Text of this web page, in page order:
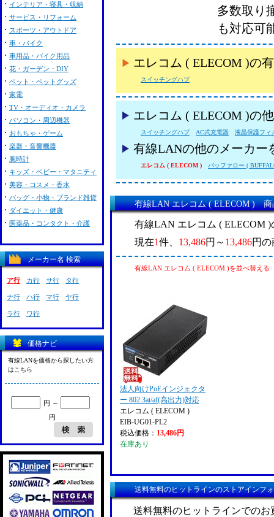
多数取り
も対応可
エレコム ( ELECOM )の
スイッチングハブ
エレコム ( ELECOM )の
スイッチングハブ AC式充電器 液晶保護フィ
有線LANの他のメーカー
エレコム ( ELECOM ) バッファロー (
有線LAN エレコム ( ELECOM ) 商
有線LAN エレコム ( ELECOM
現在1件、 13,486円～ 13,486円
有線LAN エレコム ( ELECOM )を並べ替える
法人向けPoEインジェクタ
ー 802.3at/af(高出力)対応
エレコム ( ELECOM )
EIB-UG01-PL2
税込価格： 13,486円
在庫あり
送料無料のヒットラインのストアインフ
送料無料のヒットラインでの
インテリア・寝具・収納
サービス・リフォーム
スポーツ・アウトドア
車・バイク
車用品・バイク用品
花・ガーデン・DIY
ペット・ペットグッズ
家電
TV・オーディオ・カメラ
パソコン・周辺機器
おもちゃ・ゲーム
楽器・音響機器
腕時計
キッズ・ベビー・マタニティ
美容・コスメ・香水
バッグ・小物・ブランド雑貨
ダイエット・健康
医薬品・コンタクト・介護
メーカー名 検索
ア行 カ行 サ行 タ行
ナ行 ハ行 マ行 ヤ行
ラ行 ワ行
価格ナビ
有線LANを価格から探したい方
はこちら
円 ～
円